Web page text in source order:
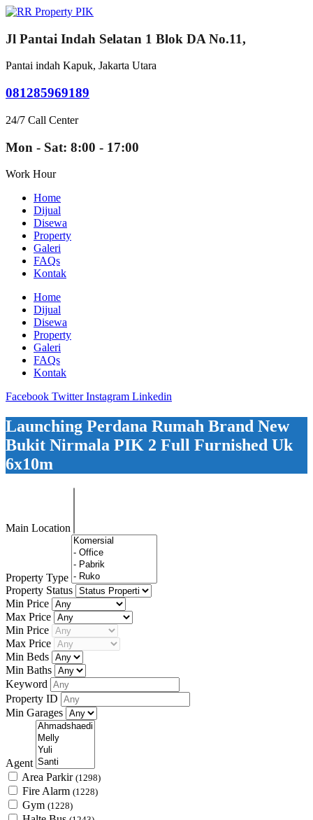
Jl Pantai Indah Selatan 1 Blok DA No.11,
Pantai indah Kapuk, Jakarta Utara
081285969189
24/7 Call Center
Mon - Sat: 8:00 - 17:00
Work Hour
Home
Dijual
Disewa
Property
Galeri
FAQs
Kontak
Home
Dijual
Disewa
Property
Galeri
FAQs
Kontak
Facebook Twitter Instagram Linkedin
Launching Perdana Rumah Brand New
Bukit Nirmala PIK 2 Full Furnished Uk
6x10m
Main Location
Property Type
Property Status
Min Price
Max Price
Min Price
Max Price
Min Beds
Min Baths
Keyword
Property ID
Min Garages
Agent
Area Parkir (1298)
Fire Alarm (1228)
Gym (1228)